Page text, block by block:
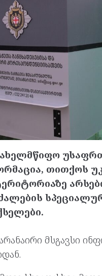
თითქოს
მსგავსი